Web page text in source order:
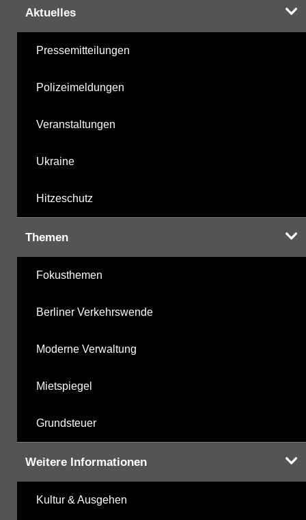
Aktuelles
Pressemitteilungen
Polizeimeldungen
Veranstaltungen
Ukraine
Hitzeschutz
Themen
Fokusthemen
Berliner Verkehrswende
Moderne Verwaltung
Mietspiegel
Grundsteuer
Weitere Informationen
Kultur & Ausgehen